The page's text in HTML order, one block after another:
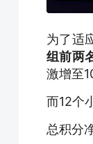
为了适
组前两
激增至
而12个
总积分